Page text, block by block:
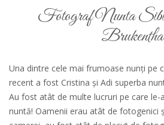
Fotograf Nunta
Una dintre cele mai frumoase nunți pe
recent a fost Cristina și Adi superba
Au fost atât de multe lucruri pe care le-
nuntă! Oamenii erau atât de fotogenici